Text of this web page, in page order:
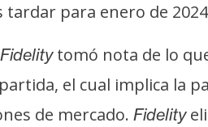
tardar para enero de
Fidelitytomó nota de lo
el cual implica la
de mercado. Fidelity